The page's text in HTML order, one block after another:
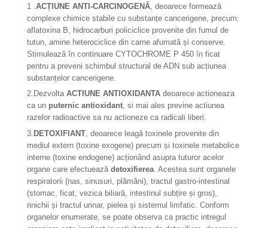
1 . ACȚIUNE ANTI-CARCINOGENĂ , deoarece formează
complexe chimice stabile cu substanțe cancerigene, precum:
aflatoxina B, hidrocarburi policiclice provenite din fumul de
tutun, amine heterociclice din carne afumată și conserve.
Stimulează în continuare CYTOCHROME P 450 în ficat
pentru a preveni schimbul structural de ADN sub acțiunea
substanțelor cancerigene.
2.Dezvolta ACTIUNE ANTIOXIDANTA deoarece actioneaza
ca un puternic antioxidant, si mai ales previne actiunea
razelor radioactive sa nu actioneze ca radicali liberi.
3. DETOXIFIANT , deoarece leagă toxinele provenite din
mediul extern (toxine exogene) precum și toxinele metabolice
interne (toxine endogene) acționând asupra tuturor acelor
organe care efectuează detoxifierea . Acestea sunt organele
respiratorii (nas, sinusuri, plămâni), tractul gastro-intestinal
(stomac, ficat, vezica biliară, intestinul subțire și gros),
rinichii și tractul urinar, pielea și sistemul limfatic. Conform
organelor enumerate, se poate observa ca practic intregul